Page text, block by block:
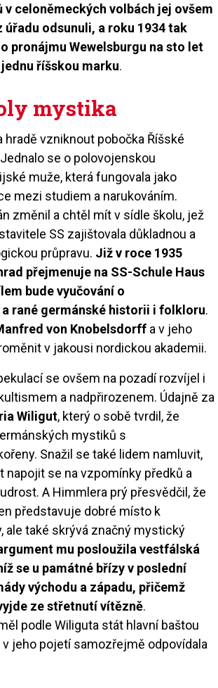
celoněmeckých volbách jej ovšem
úřadu odsunuli, a roku 1934 tak
pronájmu Wewelsburgu na sto let
říšskou marku.
mystika
hradě vzniknout pobočka Říšské
se o polovojenskou
muže, která fungovala jako
mezi studiem a narukováním.
změnil a chtěl mít v sídle školu, jež
SS zajištovala důkladnou a
průpravu. Již v roce 1935
přejmenuje na SS-Schule Haus
bude vyučování o
rané germánské historii i folkloru.
von Knobelsdorff a v jeho
v jakousi nordickou akademii.
se ovšem na pozadí rozvíjel i
a nadpřirozenem. Údajně za
Wiligut, který o sobě tvrdil, že
mystiků s
Snažil se také lidem namluvit,
napojit se na vzpomínky předků a
A Himmlera prý přesvědčil, že
představuje dobré místo k
ale také skrývá značný mystický
mu posloužila vestfálská
se u památné břízy v poslední
východu a západu, přičemž
ze střetnutí vítězně.
podle Wiliguta stát hlavní baštou
v jeho pojetí samozřejmě odpovídala